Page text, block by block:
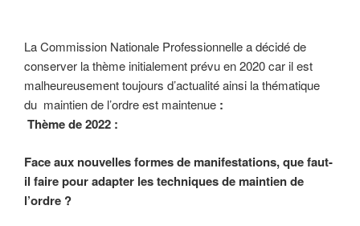
La Commission Nationale Professionnelle a décidé de
conserver la thème initialement prévu en 2020 car il est
malheureusement toujours d’actualité ainsi la thématique
du maintien de l’ordre est maintenue :
Thème de 2022 :
Face aux nouvelles formes de manifestations, que faut-
il faire pour adapter les techniques de maintien de
l’ordre ?